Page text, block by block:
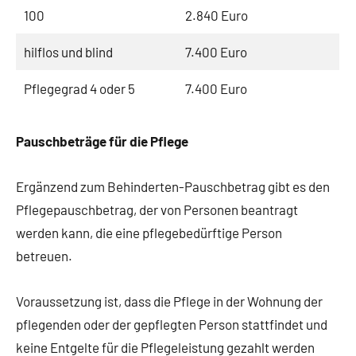
100 2.840 Euro
hilflos und blind 7.400 Euro
Pflegegrad 4 oder 5 7.400 Euro
Pauschbeträge für die Pflege
Ergänzend zum Behinderten-Pauschbetrag gibt es den
Pflegepauschbetrag, der von Personen beantragt
werden kann, die eine pflegebedürftige Person
betreuen.
Voraussetzung ist, dass die Pflege in der Wohnung der
pflegenden oder der gepflegten Person stattfindet und
keine Entgelte für die Pflegeleistung gezahlt werden